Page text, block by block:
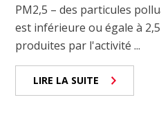
PM2,5 – des particules
est inférieure ou égale à
produites par l'activité ...
LIRE LA SUITE